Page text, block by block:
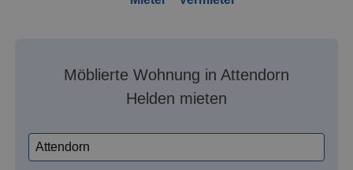
Möblierte Wohnung in Attendorn
Helden mieten